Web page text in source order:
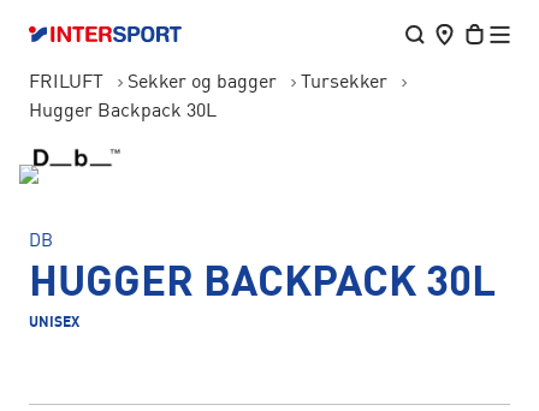
FRILUFT Sekker og bagger
Tursekker
Hugger Backpack 30L
DB
HUGGER BACKPACK 30L
UNISEX